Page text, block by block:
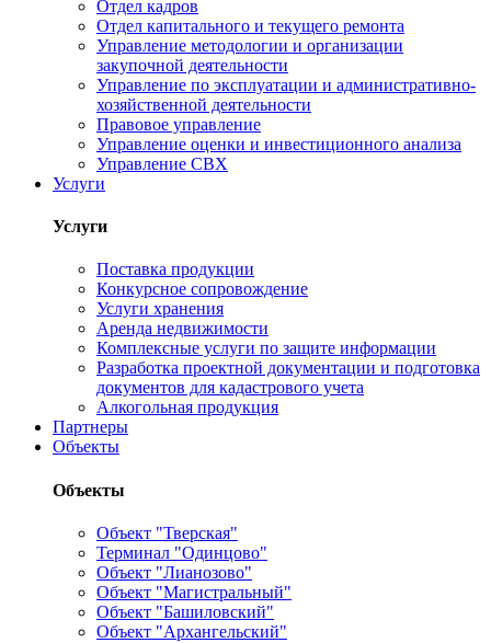
Отдел кадров
Отдел капитального и текущего ремонта
Управление методологии и организации
закупочной деятельности
Управление по эксплуатации и административно-
хозяйственной деятельности
Правовое управление
Управление оценки и инвестиционного анализа
Управление СВХ
Услуги
Услуги
Поставка продукции
Конкурсное сопровождение
Услуги хранения
Аренда недвижимости
Комплексные услуги по защите информации
Разработка проектной документации и подготовка
документов для кадастрового учета
Алкогольная продукция
Партнеры
Объекты
Объекты
Объект "Тверская"
Терминал "Одинцово"
Объект "Лианозово"
Объект "Магистральный"
Объект "Башиловский"
Объект "Архангельский"